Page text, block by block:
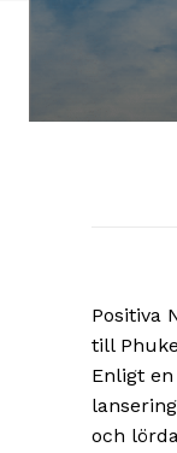
Positiva
till
Enligt
och